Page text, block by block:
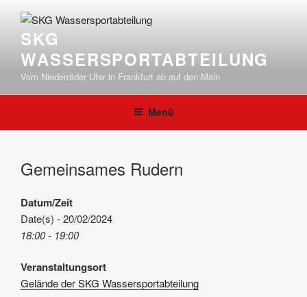
Inhalt
springenSKG
WASSERSPORTABTEILUNG
Vom Niederräder Ufer in Frankfurt ab auf den Main
Menü
Gemeinsames Rudern
Datum/Zeit
Date(s) - 20/02/2024
18:00 - 19:00
Veranstaltungsort
Gelände der SKG Wassersportabteilung